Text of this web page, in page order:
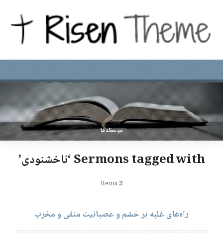
موعظه‌ها
Sermons tagged with ‘ناخشنودی’
2
راه‌های غلبه بر خشم و عصبانیت منفی و مخرب